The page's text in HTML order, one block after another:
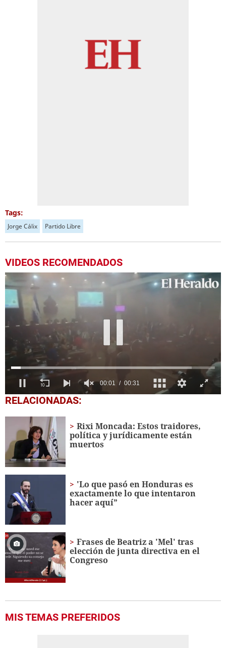
Tags:
Jorge Cálix Partido Libre
VIDEOS RECOMENDADOS
0
seconds
seconds
RELACIONADAS:
Rixi Moncada: Estos traidores,
política y jurídicamente están
muertos
'Lo que pasó en Honduras es
exactamente lo que intentaron
hacer aquí”
Frases de Beatriz a 'Mel' tras
elección de junta directiva en el
Congreso
MIS TEMAS PREFERIDOS